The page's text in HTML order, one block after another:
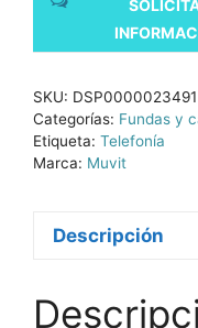
SKU: DSP0000023491
Categorías: Fundas y
Etiqueta: Telefonía
Marca: Muvit
Descripción